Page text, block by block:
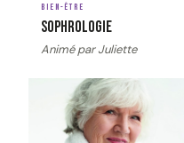
BIEN-ÊTRE
Sophrologie
Animé par Juliette
image_couverture
Image